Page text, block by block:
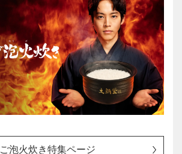
ご泡火炊き特集ページ